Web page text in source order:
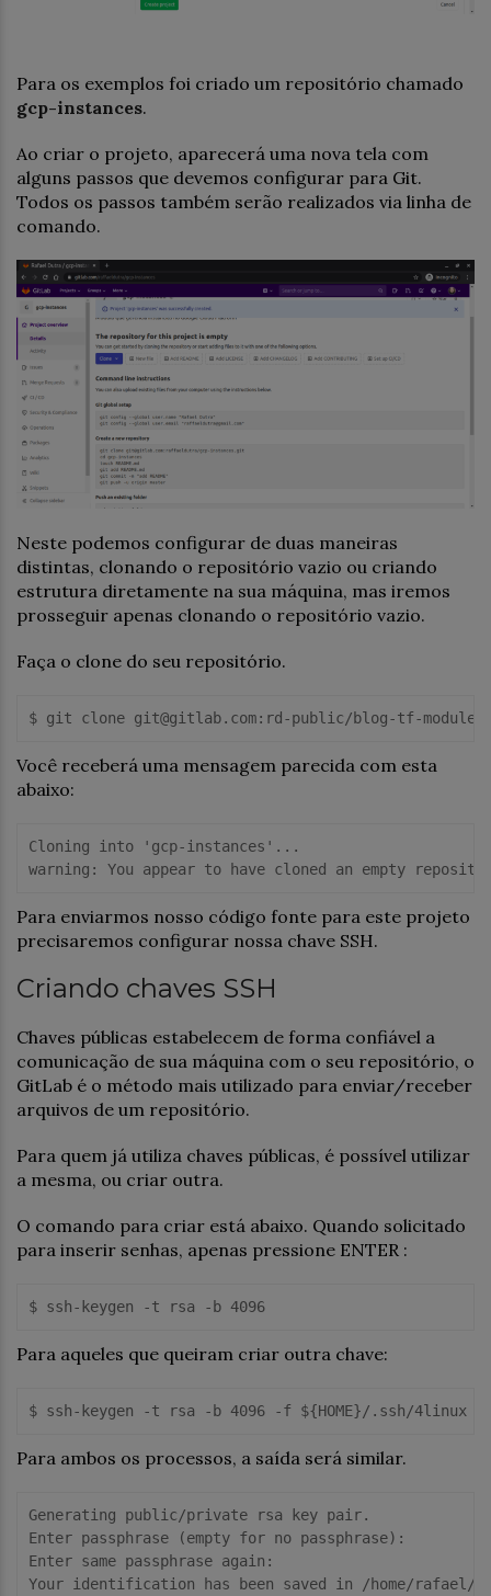
Para os exemplos foi criado um repositório chamado
gcp-instances.
Ao criar o projeto, aparecerá uma nova tela com
alguns passos que devemos configurar para Git.
Todos os passos também serão realizados via linha de
comando.
Neste podemos configurar de duas maneiras
distintas, clonando o repositório vazio ou criando
estrutura diretamente na sua máquina, mas iremos
prosseguir apenas clonando o repositório vazio.
Faça o clone do seu repositório.
Você receberá uma mensagem parecida com esta
abaixo:
Cloning into 'gcp-instances'...
Para enviarmos nosso código fonte para este projeto
precisaremos configurar nossa chave SSH.
Criando chaves SSH
Chaves públicas estabelecem de forma confiável a
comunicação de sua máquina com o seu repositório, o
GitLab é o método mais utilizado para enviar/receber
arquivos de um repositório.
Para quem já utiliza chaves públicas, é possível utilizar
a mesma, ou criar outra.
O comando para criar está abaixo. Quando solicitado
para inserir senhas, apenas pressione ENTER :
Para aqueles que queiram criar outra chave:
Para ambos os processos, a saída será similar.
Generating public/private rsa key pair.
Enter passphrase (empty for no passphrase):
Enter same passphrase again:
Your identification has been saved in /home/rafael/